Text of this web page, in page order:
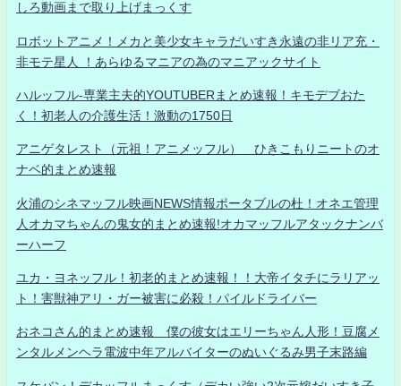
しろ動画まで取り上げまっくす
ロボットアニメ！メカと美少女キャラだいすき永遠の非リア充・
非モテ星人 ！あらゆるマニアの為のマニアックサイト
ハルッフル-専業主夫的YOUTUBERまとめ速報！キモデブおた
く！初老人の介護生活！激動の1750日
アニゲタレスト（元祖！アニメッフル） ひきこもりニートのオ
ナベ的まとめ速報
火浦のシネマッフル映画NEWS情報ポータブルの杜！オネエ管理
人オカマちゃんの鬼女的まとめ速報!オカマッフルアタックナンバ
ーハーフ
ユカ・ヨネッフル！初老的まとめ速報！！大帝イタチにラリアッ
ト！害獣神アリ・ガー被害に必殺！パイルドライバー
おネコさん的まとめ速報 僕の彼女はエリーちゃん人形！豆腐メ
ンタルメンヘラ電波中年アルバイターのぬいぐるみ男子末路編